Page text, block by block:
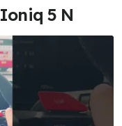
5 N